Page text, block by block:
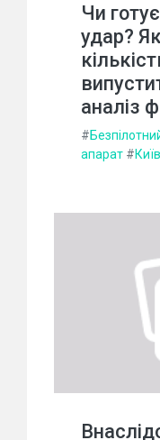
Чи
удар?
аналіз
#
апарат #Київ